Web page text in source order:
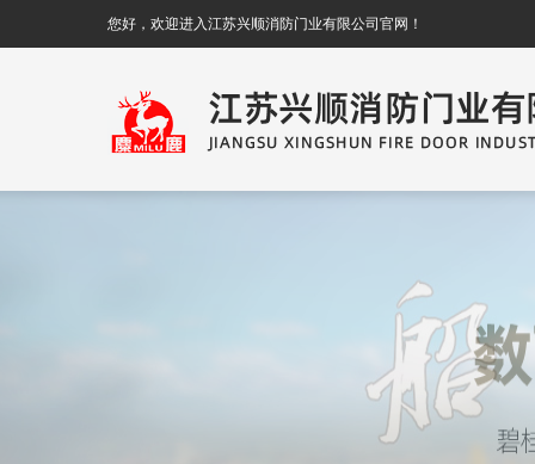
您好，欢迎进入江苏兴顺消防门业有限公司官网！